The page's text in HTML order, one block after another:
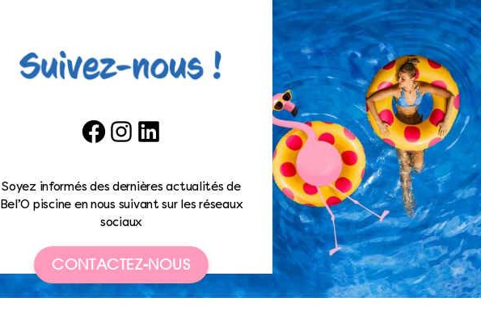
FacebookInstagramLinkedIn
Soyez informés des dernières actualités de
Bel’O piscine en nous suivant sur les réseaux
sociaux
CONTACTEZ-NOUS